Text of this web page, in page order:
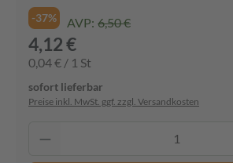
-37% AVP: 6,50 €
4,12 €
0,04 € / 1 St
sofort lieferbar
Preise inkl. MwSt. ggf. zzgl. Versandkosten